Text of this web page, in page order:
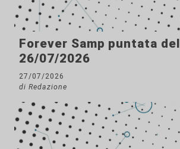
Forever Samp puntata del
26/07/2026
27/07/2026
di Redazione